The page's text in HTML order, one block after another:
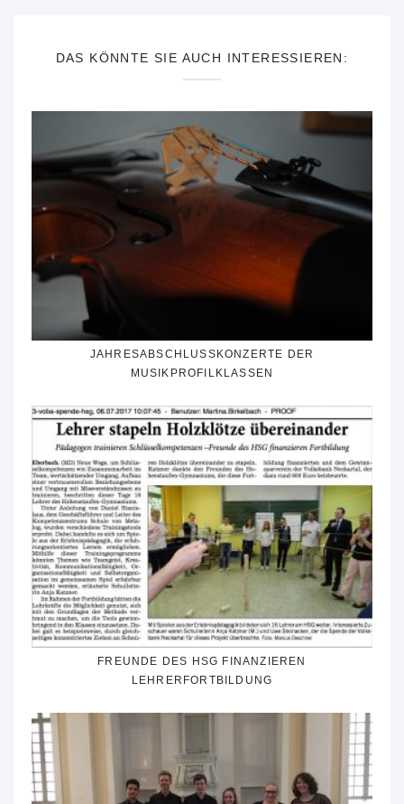
DAS KÖNNTE SIE AUCH INTERESSIEREN:
JAHRESABSCHLUSSKONZERTE DER
MUSIKPROFILKLASSEN
FREUNDE DES HSG FINANZIEREN
LEHRERFORTBILDUNG